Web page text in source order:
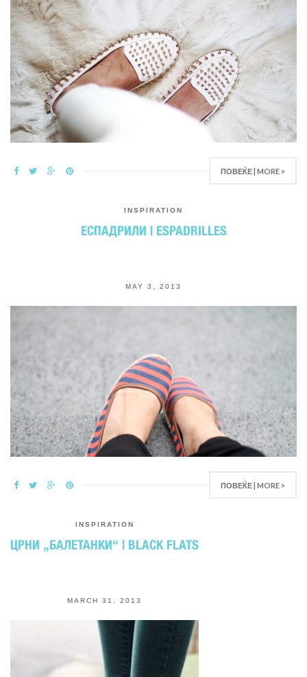
ПОВЕЌЕ | MORE >
INSPIRATION
ЕСПАДРИЛИ | ESPADRILLES
MAY 3, 2013
ПОВЕЌЕ | MORE >
INSPIRATION
ЦРНИ „БАЛЕТАНКИ“ | BLACK FLATS
MARCH 31, 2013